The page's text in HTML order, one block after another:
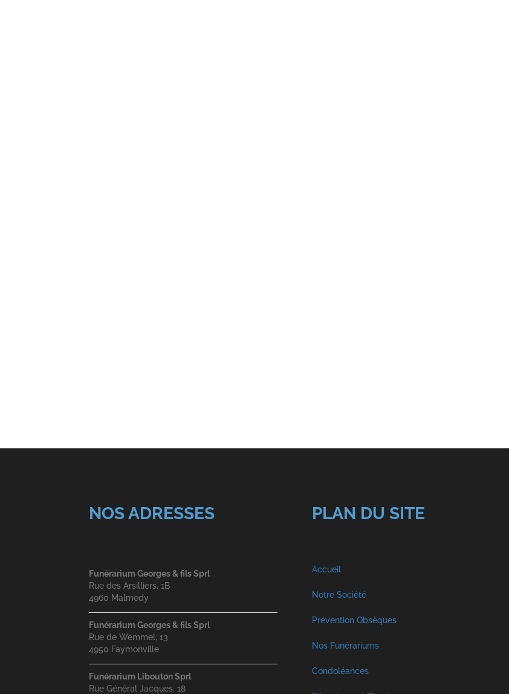
NOS ADRESSES
Funérarium Georges & fils Sprl
Rue des Arsilliers, 1B
4960 Malmedy
Funérarium Georges & fils Sprl
Rue de Wemmel, 13
4950 Faymonville
Funérarium Libouton Sprl
Rue Général Jacques, 18
PLAN DU SITE
Accueil
Notre Société
A propos
Nos Services
Visite Virtuelle
Prévention Obsèques
Nos Funérariums
Funérarium à Malmedy
Condoléances